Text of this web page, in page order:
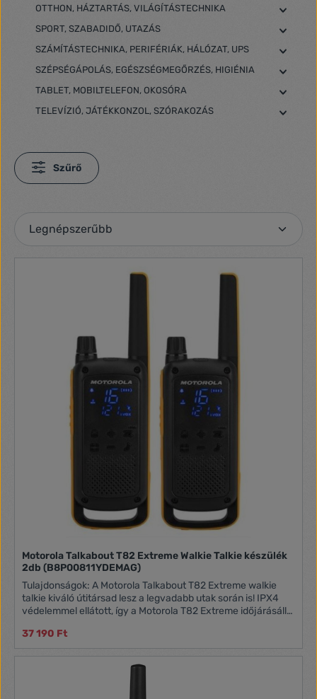
OTTHON, HÁZTARTÁS, VILÁGÍTÁSTECHNIKA
SPORT, SZABADIDŐ, UTAZÁS
SZÁMÍTÁSTECHNIKA, PERIFÉRIÁK, HÁLÓZAT, UPS
SZÉPSÉGÁPOLÁS, EGÉSZSÉGMEGŐRZÉS, HIGIÉNIA
TABLET, MOBILTELEFON, OKOSÓRA
TELEVÍZIÓ, JÁTÉKKONZOL, SZÓRAKOZÁS
Szűrő
Motorola Talkabout T82 Extreme Walkie Talkie készülék
2db (B8P00811YDEMAG)
Tulajdonságok: A Motorola Talkabout T82 Extreme walkie
talkie kiváló útitársad lesz a legvadabb utak során is! IPX4
védelemmel ellátott, így a Motorola T82 Extreme időjárásálló,
kijelző azonnal életre kel amint szükséged van az adóvevőre,
és megkönnyíti a kommunikációt. A párosítás gomb
segítségével még egyszerűbben tudsz összekapcsolódni a
többi adóvevővel. A beépített LED lámpa szükség esetén
vészvilágítást biztosít, így könnyen eligazodsz a sötétebb
37 190 Ft